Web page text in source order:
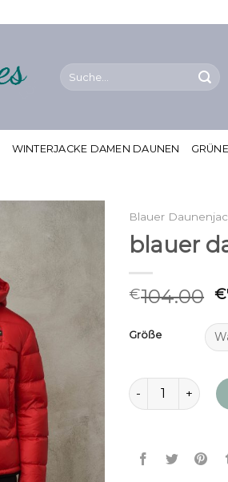
WINTERJACKE DAMEN DAUNEN
Blauer
blauer
€104.00 €
Größe
blauer